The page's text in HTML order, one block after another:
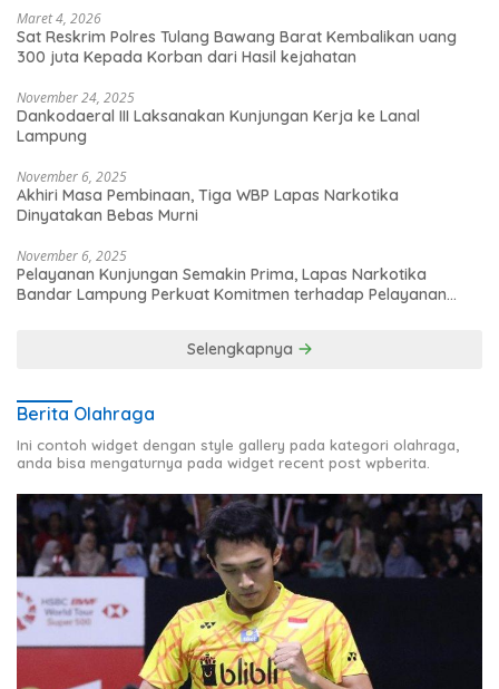
Maret 4, 2026
Sat Reskrim Polres Tulang Bawang Barat Kembalikan uang
300 juta Kepada Korban dari Hasil kejahatan
November 24, 2025
Dankodaeral III Laksanakan Kunjungan Kerja ke Lanal
Lampung
November 6, 2025
Akhiri Masa Pembinaan, Tiga WBP Lapas Narkotika
Dinyatakan Bebas Murni
November 6, 2025
Pelayanan Kunjungan Semakin Prima, Lapas Narkotika
Bandar Lampung Perkuat Komitmen terhadap Pelayanan
Selengkapnya
Berita Olahraga
Ini contoh widget dengan style gallery pada kategori olahraga,
anda bisa mengaturnya pada widget recent post wpberita.